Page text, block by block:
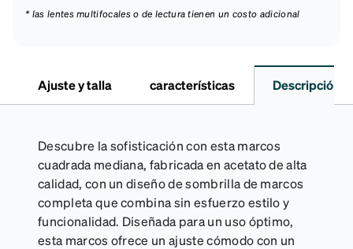
* las lentes multifocales o de lectura tienen un costo adicional
Ajuste y talla características Descripción
Descubre la sofisticación con esta marcos
cuadrada mediana, fabricada en acetato de alta
calidad, con un diseño de sombrilla de marcos
completa que combina sin esfuerzo estilo y
funcionalidad. Diseñada para un uso óptimo,
esta marcos ofrece un ajuste cómodo con un